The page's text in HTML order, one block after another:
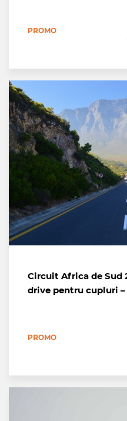
PROMO
Circuit Africa de Sud
drive pentru cupluri
PROMO